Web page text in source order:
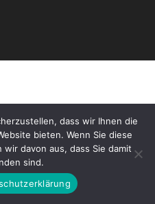
dass wir Ihnen die
bieten. Wenn Sie diese
davon aus, dass Sie damit
sind.